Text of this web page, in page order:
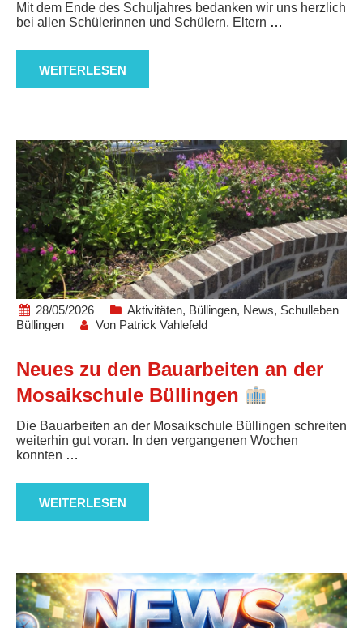
Mit dem Ende des Schuljahres bedanken wir uns herzlich
bei allen Schülerinnen und Schülern, Eltern …
WEITERLESEN
28/05/2026 Aktivitäten, Büllingen, News, Schulleben
Büllingen
Von Patrick Vahlefeld
Neues zu den Bauarbeiten an der
Mosaikschule Büllingen
Die Bauarbeiten an der Mosaikschule Büllingen schreiten
weiterhin gut voran. In den vergangenen Wochen
konnten …
WEITERLESEN